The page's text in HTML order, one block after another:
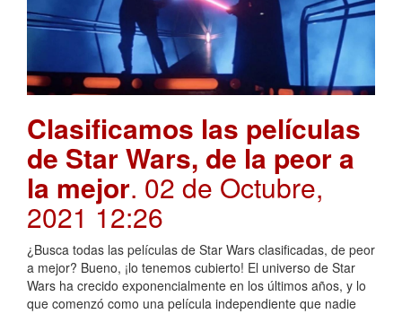
Clasificamos las películas
de Star Wars, de la peor a
la mejor. 02 de Octubre,
2021 12:26
¿Busca todas las películas de Star Wars clasificadas, de peor
a mejor? Bueno, ¡lo tenemos cubierto! El universo de Star
Wars ha crecido exponencialmente en los últimos años, y lo
que comenzó como una película independiente que nadie